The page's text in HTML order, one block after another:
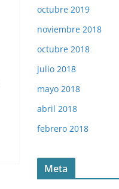
octubre 2019
noviembre 2018
octubre 2018
julio 2018
mayo 2018
abril 2018
febrero 2018
Meta